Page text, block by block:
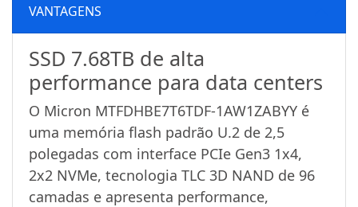
VANTAGENS
SSD 7.68TB de alta
performance para data centers
O Micron MTFDHBE7T6TDF-1AW1ZABYY é
uma memória flash padrão U.2 de 2,5
polegadas com interface PCIe Gen3 1x4,
2x2 NVMe, tecnologia TLC 3D NAND de 96
camadas e apresenta performance,